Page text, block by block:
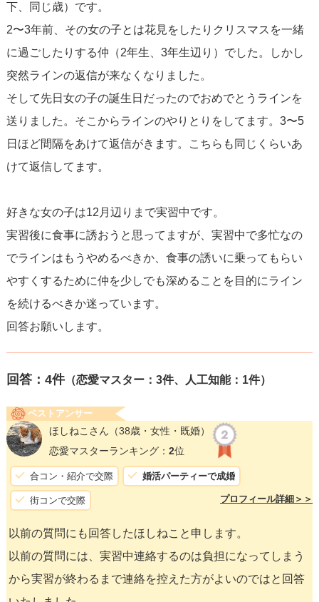
下、同じ歳）です。
2〜3年前、その女の子とは花見をしたりクリスマスを一緒
に過ごしたりする仲（2年生、3年生辺り）でした。しかし
突然ラインの返信が来なくなりました。
そして先日女の子の誕生日だったのでおめでとうラインを
送りました。そこからラインのやりとりをしてます。3〜5
日ほど間隔をあけて返信がきます。こちらも同じくらいあ
けて返信してます。
好きな女の子は12月辺りまで実習中です。
実習後に食事に誘おうと思ってますが、実習中で多忙なの
でラインはもうやめるべきか、食事の誘いに乗ってもらい
やすくするために仲を少しでも深めることを目的にライン
を続けるべきか迷っています。
回答お願いします。
回答： 4件（恋愛マスター：3件、人工知能：1件）
ベストアンサー
ほしねこさん （38歳・女性・既婚）
恋愛マスターランキング： 2位
合コン・紹介で交際 婚活パーティーで成婚
街コンで交際 プロフィール詳細＞＞
以前の質問にも回答したほしねこと申します。
以前の質問には、実習中連絡するのは負担になってしまう
から実習が終わるまで連絡を控えた方がよいのではと回答